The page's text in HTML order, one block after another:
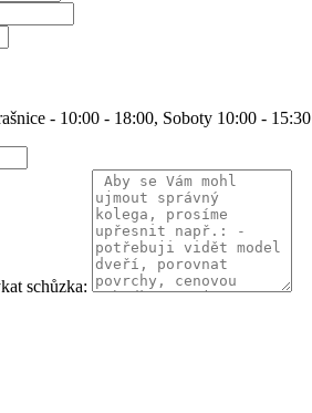
- 10:00 - 18:00, Soboty 10:00 - 15:30
schůzka: